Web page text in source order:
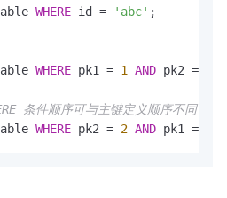
WHERE id = 'abc' ;
WHERE pk1 = 1 AND pk2 =
条件顺序可与主键定义顺序不同
WHERE pk2 = 2 AND pk1 =